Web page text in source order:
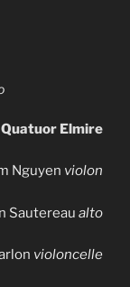
Quatuor Elmire
Nguyen violon
Sautereau alto
violoncelle